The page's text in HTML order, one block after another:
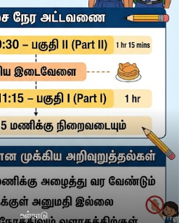
உள்நாடு